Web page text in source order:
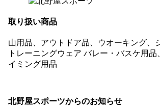
取り扱い商品
山用品、アウトドア品、ウオーキング、
トレーニングウェア バレー・バスケ用品
イミング用品
北野屋スポーツからのお知らせ